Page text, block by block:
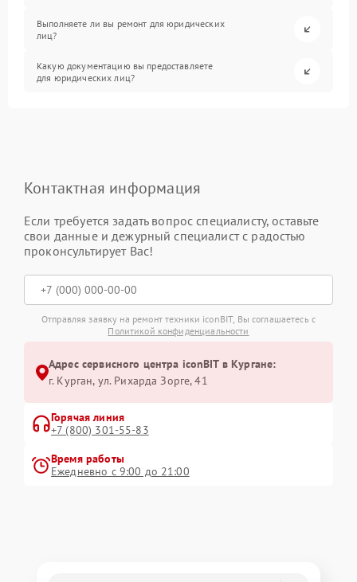
Выполняете ли вы ремонт для юридических
лиц?
Какую документацию вы предоставляете
для юридических лиц?
Контактная информация
Если требуется задать вопрос специалисту, оставьте
свои данные и дежурный специалист с радостью
проконсультирует Вас!
Отправляя заявку на ремонт техники iconBIT, Вы соглашаетесь с
Политикой конфиденциальности
Адрес сервисного центра iconBIT в Кургане:
г. Курган, ул. Рихарда Зорге, 41
Горячая линия
+7 (800) 301-55-83
Время работы
Ежедневно с 9:00 до 21:00